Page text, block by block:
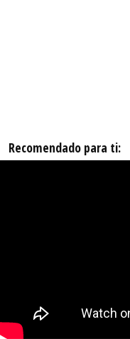
Recomendado para ti: